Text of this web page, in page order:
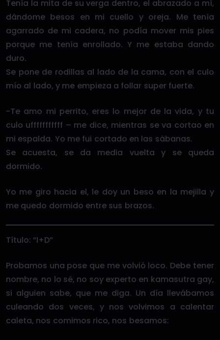
Tenía la mita de su verga dentro, el abrazado a mí,
dándome besos en mi cuello y oreja. Me tenía
agarrado de mi cadera, no podía mover mis pies
porque me tenía enrollado. Y me estaba dando
duro.
Se pone de rodillas al lado de la cama, con el culo
mío al lado, y me empieza a follar super fuerte.
-Te amo mi perrito, eres lo mejor de la vida, y tu
culo ufffffffffff – me dice, mientras se va cortao en
mi espalda. Yo me fui cortado en las sábanas.
Se acuesta, se da media vuelta y se queda
dormido.
Yo me giro hacia el, le doy un beso en la mejilla y
me quedo dormido entre sus brazos.
Título: “I+D”
Probamos una pose que me volvió loco. Debe tener
nombre, no lo sé, no soy experto en kamasutra gay,
si alguien sabe, que me diga. Un día llevábamos
culeando dos veces, y nos volvimos a calentar
caleta, nos comimos rico, nos besamos: